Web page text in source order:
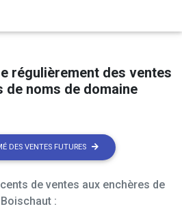
régulièrement des ventes
de noms de domaine
DES VENTES FUTURES
de ventes aux enchères de
Boischaut :